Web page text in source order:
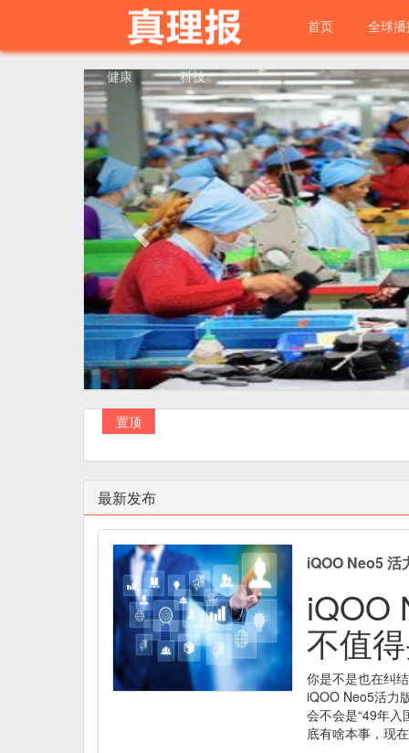
首页 全球
健康 科技
Previous
置顶
最新发布
iQOO Neo5 活
iQOO
不值
你是不是也在纠
iQOO Neo5活力
会不会是“49年入
底有啥本事，现